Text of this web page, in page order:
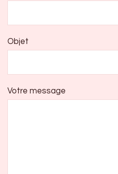
Objet
Votre message